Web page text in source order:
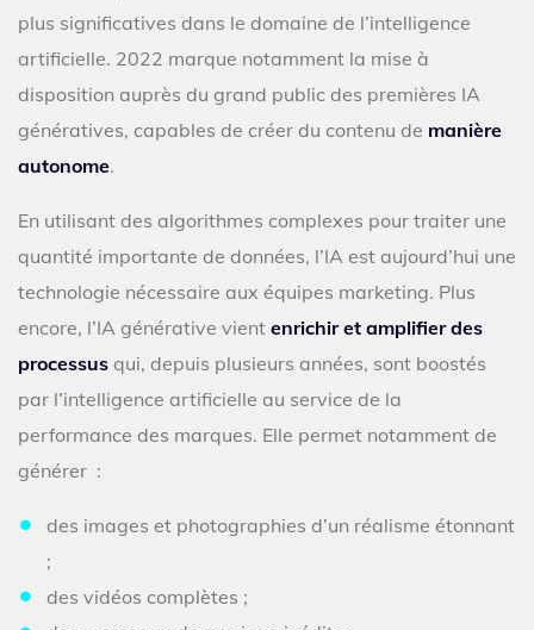
plus significatives dans le domaine de l’intelligence
artificielle. 2022 marque notamment la mise à
disposition auprès du grand public des premières IA
génératives, capables de créer du contenu de manière
autonome.
En utilisant des algorithmes complexes pour traiter une
quantité importante de données, l’IA est aujourd’hui une
technologie nécessaire aux équipes marketing. Plus
encore, l’IA générative vient enrichir et amplifier des
processus qui, depuis plusieurs années, sont boostés
par l’intelligence artificielle au service de la
performance des marques. Elle permet notamment de
générer :
des images et photographies d’un réalisme étonnant
;
des vidéos complètes ;